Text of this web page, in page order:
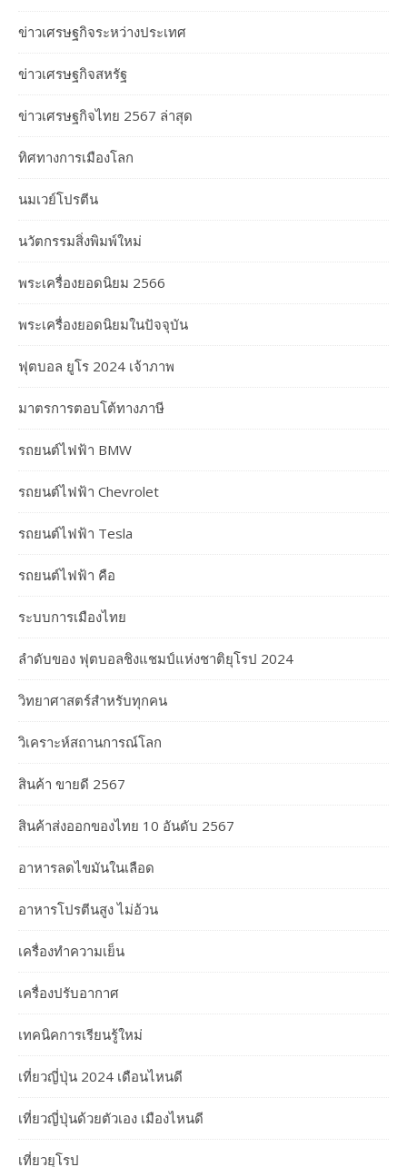
ข่าวเศรษฐกิจระหว่างประเทศ
ข่าวเศรษฐกิจสหรัฐ
ข่าวเศรษฐกิจไทย 2567 ล่าสุด
ทิศทางการเมืองโลก
นมเวย์โปรตีน
นวัตกรรมสิ่งพิมพ์ใหม่
พระเครื่องยอดนิยม 2566
พระเครื่องยอดนิยมในปัจจุบัน
ฟุตบอล ยูโร 2024 เจ้าภาพ
มาตรการตอบโต้ทางภาษี
รถยนต์ไฟฟ้า BMW
รถยนต์ไฟฟ้า Chevrolet
รถยนต์ไฟฟ้า Tesla
รถยนต์ไฟฟ้า คือ
ระบบการเมืองไทย
ลำดับของ ฟุตบอลชิงแชมป์แห่งชาติยุโรป 2024
วิทยาศาสตร์สำหรับทุกคน
วิเคราะห์สถานการณ์โลก
สินค้า ขายดี 2567
สินค้าส่งออกของไทย 10 อันดับ 2567
อาหารลดไขมันในเลือด
อาหารโปรตีนสูง ไม่อ้วน
เครื่องทำความเย็น
เครื่องปรับอากาศ
เทคนิคการเรียนรู้ใหม่
เที่ยวญี่ปุ่น 2024 เดือนไหนดี
เที่ยวญี่ปุ่นด้วยตัวเอง เมืองไหนดี
เที่ยวยุโรป